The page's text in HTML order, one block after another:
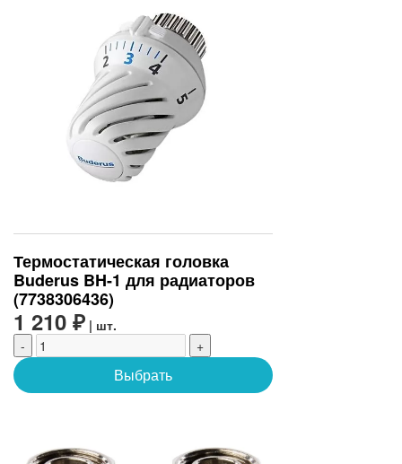
Термостатическая головка
Buderus BH-1 для радиаторов
(7738306436)
1 210 ₽ | шт.
-
+
Выбрать